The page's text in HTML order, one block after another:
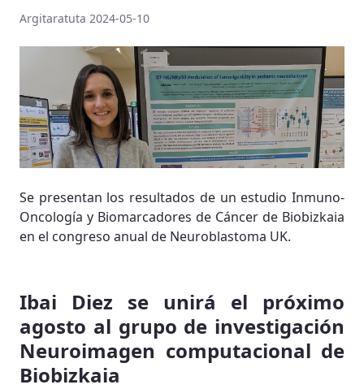
Argitaratuta 2024-05-10
Se presentan los resultados de un estudio Inmuno-
Oncología y Biomarcadores de Cáncer de Biobizkaia
en el congreso anual de Neuroblastoma UK.
Ibai Diez se unirá el próximo
agosto al grupo de investigación
Neuroimagen computacional de
Biobizkaia